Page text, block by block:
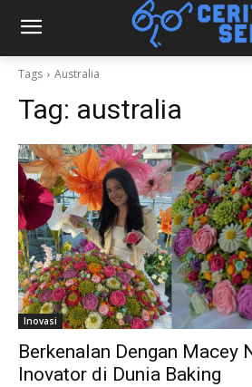
Tags Australia
Tag: australia
Inovasi
Berkenalan Dengan Macey
Inovator di Dunia Baking